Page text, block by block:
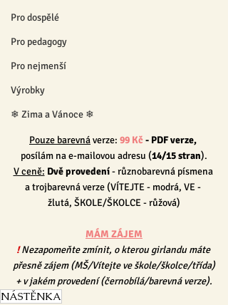
Pro dospělé
Pro pedagogy
Pro nejmenší
Výrobky
❄ Zima a Vánoce ❄
Pouze barevná verze: 99 Kč - PDF verze,
posílám na e-mailovou adresu (14/15 stran).
V ceně: Dvě provedení - různobarevná písmena
a trojbarevná verze (VÍTEJTE - modrá, VE -
žlutá, ŠKOLE/ŠKOLCE - růžová)
MÁM ZÁJEM
! Nezapomeňte zmínit, o kterou girlandu máte
přesně zájem (MŠ/Vítejte ve škole/školce/třída)
+ v jakém provedení (černobílá/barevná verze).
NÁSTĚNKA